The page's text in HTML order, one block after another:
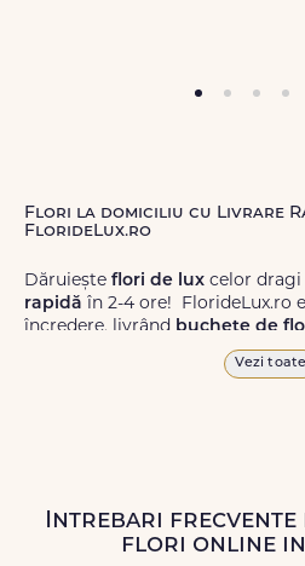
Flori la domiciliu cu Livrare
FlorideLux.ro
Dăruiește flori de lux celor dragi
rapidă în 2-4 ore! FlorideLux.ro
încredere, livrând buchete de
de calitate superioară în
Livrăm buchete de florichiar și
să poți adresa un gest frumos
Vezi toate
Intrebari frecvente
flori online in